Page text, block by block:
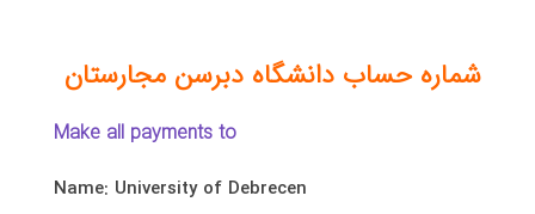
شماره حساب دانشگاه دبرسن مجارستان
Make all payments to
Name: University of Debrecen